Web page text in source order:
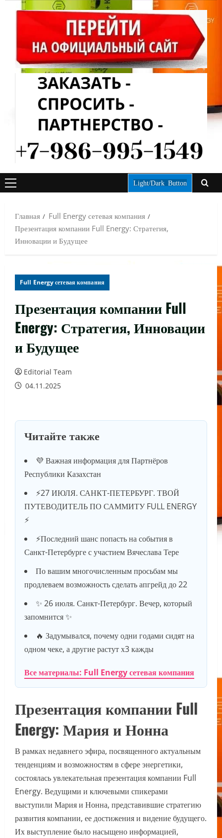
ОСНОВНОЕ
Light/Dark Button
Главная
Full Energy сетевая компания
Презентация компании Full Energy: Стратегия,
Инновации и Будущее
Full Energy сетевая компания
Презентация компании Full
Energy: Стратегия, Инновации
и Будущее
Editorial Team
04.11.2025
Читайте также
💜 Важная информация для Партнёров
Республики Казахстан
⚡️27 ИЮЛЯ. САНКТ-ПЕТЕРБУРГ. ТВОЙ
ПУТЕВОДИТЕЛЬ ПО САММИТУ FULL ENERGY
⚡️
⚡️Последний шанс попасть на события в
Санкт-Петербурге с участием Вячеслава Тере
По вашим многочисленным просьбам мы
продлеваем возможность сделать апгрейд до 22
✨ 26 июля. Санкт-Петербург. Вечер, который
запомнится ✨
🔥 Задумывался, почему одни годами сидят на
одном чеке, а другие растут х3 кажды
Все материалы: Full Energy сетевая компания
Презентация компании Full
Energy: Мария и Нонна
В рамках недавнего эфира, посвященного актуальным
тенденциям и возможностям в сфере энергетики,
состоялась увлекательная презентация компании Full
Energy. Ведущими и ключевыми спикерами
выступили Мария и Нонна, представившие стратегию
развития компании, ее достижения и видение будущего.
Их выступление было насыщено информацией,